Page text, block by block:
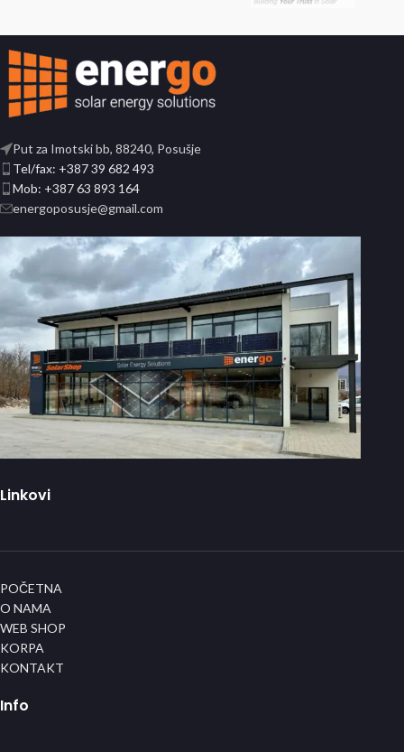
Put za Imotski bb, 88240, Posušje
Tel/fax: +387 39 682 493
Mob: +387 63 893 164
energoposusje@gmail.com
Linkovi
POČETNA
O NAMA
WEB SHOP
KORPA
KONTAKT
Info